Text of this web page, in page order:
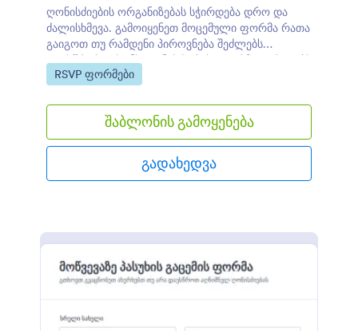
ღონისძიების ორგანიზებას სჭირდება დრო და
ძალისხმევა. გამოიყენეთ მოცემული ფორმა რათა
გაიგოთ თუ რამდენი პიროვნება შეძლებს
დაესწროს თქვენს ღონისძიებას. ფორმა აგროვებს
ზოგად ინფორმაციას, დამსწრე პიროვნებების
დაზოგეთ ღონისძიების მენეჯმენტზე დახარჯული
დრო მოცემული მარტივი და მოქნილი ონლაინ
ფორმის გამოყენებით.
Go to Category:
RSVP ფორმები
შაბლონის გამოყენება
გადახედვა